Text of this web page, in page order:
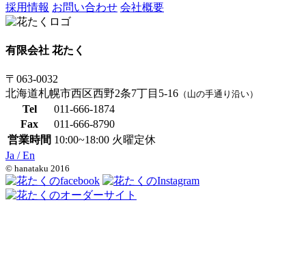
採用情報 お問い合わせ 会社概要
有限会社 花たく
〒063-0032
北海道札幌市西区西野2条7丁目5-16 （山の手通り沿い）
Tel
011-666-1874
Fax
011-666-8790
営業時間 10:00~18:00 火曜定休
Ja /En
© hanataku 2016